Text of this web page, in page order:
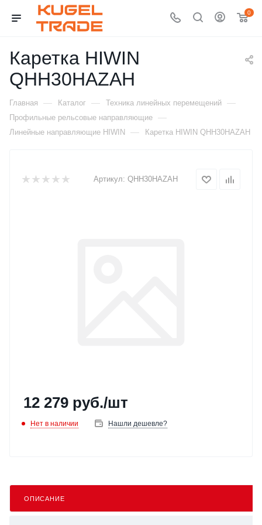
0
Каретка HIWIN
QHH30HAZAH
Главная — Каталог — Техника линейных перемещений —
Профильные рельсовые направляющие —
Линейные направляющие HIWIN — Каретка HIWIN QHH30HAZAH
Артикул: QHH30HAZAH
12 279 руб./шт
Нет в наличии Нашли дешевле?
ОПИСАНИЕ